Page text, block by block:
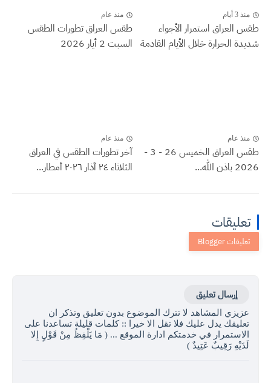
منذ 3 أيام
طقس العراق ‏استمرار الأجواء
شديدة الحرارة خلال الأيام القادمة
منذ عام
طقس العراق تطورات الطقس
السبت 2 أيار 2026
منذ عام
طقس العراق الخميس 26 - 3 -
2026 باذن الله...
منذ عام
آخر تطورات الطقس في العراق
الثلاثاء ٢٤ آذار ٢٠٢٦ أمطار...
تعليقات
إرسال تعليق
عزيزي المشاهد لا تترك الموضوع بدون تعليق وتذكر ان
تعليقك يدل عليك فلا تقل الا خيرا :: كلمات قليلة تساعدنا على
الاستمرار في خدمتكم ادارة الموقع ... ( مَا يَلْفِظُ مِنْ قَوْلٍ إِلا
لَدَيْهِ رَقِيبٌ عَتِيدٌ )